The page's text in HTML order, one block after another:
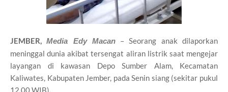
JEMBER,Media Edy Macan– Seorang anak dilaporkan
meninggal dunia akibat tersengat aliran listrik saat mengejar
layangan di kawasan Depo Sumber Alam, Kecamatan
Kaliwates, Kabupaten Jember, pada Senin siang (sekitar pukul
12.00 WIB).